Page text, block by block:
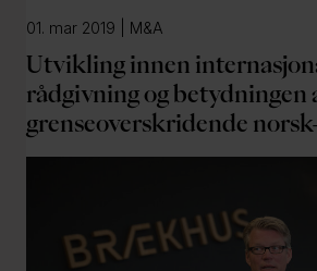
01. mar 2019 | M&A
Utvikling innen
rådgivning og betydningen
grenseoverskridende